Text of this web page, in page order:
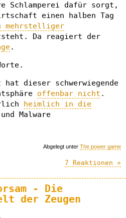
Schlamperei dafür sorgt,
einen halben Tag
mehrstelliger
Da reagiert der
.
dieser schwerwiegende
offenbar nicht .
heimlich in die
und Malware
Abgelegt unter The power game
7 Reaktionen »
- Die
der Zeugen